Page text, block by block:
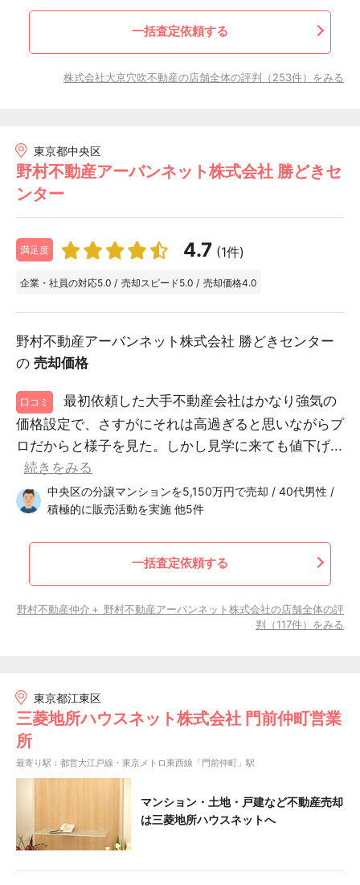
一括査定依頼する
株式会社大京穴吹不動産の店舗全体の評判（253件）をみる
東京都中央区
野村不動産アーバンネット株式会社 勝どきセ
ンター
満足度 4.7 (1件)
企業・社員の対応5.0 / 売却スピード5.0 / 売却価格4.0
野村不動産アーバンネット株式会社 勝どきセンター
の 売却価格
口コミ
最初依頼した大手不動産会社はかなり強気の
価格設定で、さすがにそれは高過ぎると思いながらプ
ロだからと様子を見た。しかし見学に来ても値下げ...
続きをみる
中央区の分譲マンションを5,150万円で売却 / 40代男性 /
積極的に販売活動を実施 他5件
一括査定依頼する
野村不動産仲介＋ 野村不動産アーバンネット株式会社の店舗全体の評
判（117件）をみる
東京都江東区
三菱地所ハウスネット株式会社 門前仲町営業
所
最寄り駅：都営大江戸線・東京メトロ東西線「門前仲町」駅
マンション・土地・戸建など不動産売却
は三菱地所ハウスネットへ